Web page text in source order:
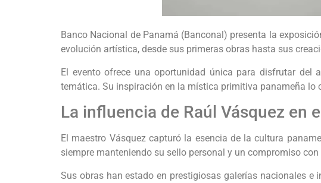
Banco Nacional de Panamá (Banconal) presenta la
evolución artística, desde sus primeras obras hasta sus
El evento ofrece una oportunidad única para disfrutar del
temática. Su inspiración en la mística primitiva panameña lo
La influencia de Raúl Vásquez en
El maestro Vásquez capturó la esencia de la cultura
siempre manteniendo su sello personal y un compromiso
Sus obras han estado en prestigiosas galerías nacionales e